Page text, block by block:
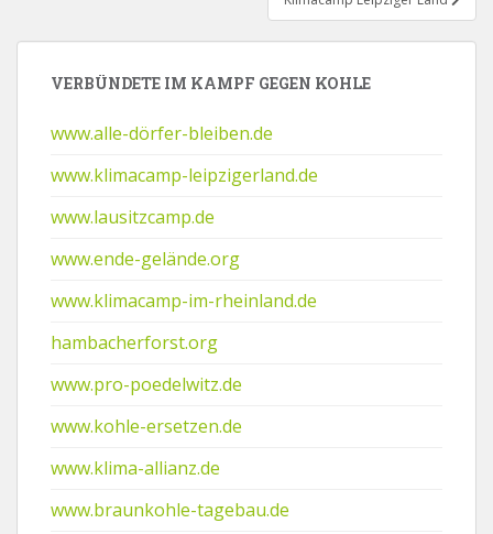
VERBÜNDETE IM KAMPF GEGEN KOHLE
www.alle-dörfer-bleiben.de
www.klimacamp-leipzigerland.de
www.lausitzcamp.de
www.ende-gelände.org
www.klimacamp-im-rheinland.de
hambacherforst.org
www.pro-poedelwitz.de
www.kohle-ersetzen.de
www.klima-allianz.de
www.braunkohle-tagebau.de